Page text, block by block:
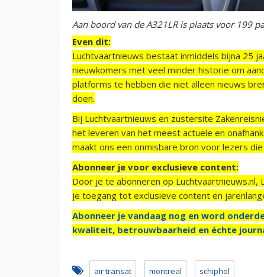
Aan boord van de A321LR is plaats voor 199
Even dit:
Luchtvaartnieuws bestaat inmiddels bijna 25
nieuwkomers met veel minder historie om
platforms te hebben die niet alleen nieuws
doen.
Bij Luchtvaartnieuws en zustersite
het leveren van het meest actuele en
maakt ons een onmisbare bron voor lezers
Abonneer je voor exclusieve content:
Door je te abonneren op Luchtvaartnieuws.nl,
je toegang tot exclusieve content en
Abonneer je vandaag nog en word
kwaliteit, betrouwbaarheid en échte
air transat montreal schiphol